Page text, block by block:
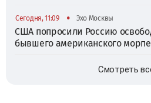
Сегодня, 11:09 • Эхо Москвы
США попросили Россию
бывшего американского
Смотреть